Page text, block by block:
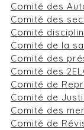
Comité des
Comité des
Comité
Comité de la
Comité des
Comité des
Comité de
Comité de
Comité des
Comité de